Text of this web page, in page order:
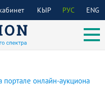
КЫР РУС ENG
портале онлайн-аукциона